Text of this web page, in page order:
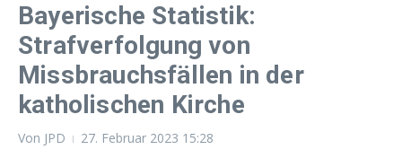
Bayerische Statistik:
Strafverfolgung von
Missbrauchsfällen in der
katholischen Kirche
Von JPD 27. Februar 2023 15:28